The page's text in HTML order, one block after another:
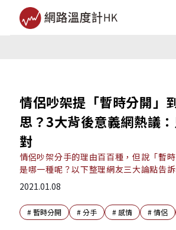
情侶吵架提「暫時分開」
思？3大背後意義網熱議
對
情侶吵架分手的理由百百種，但說「暫
是哪一種呢？以下整理網友三大論點告訴
2021.01.08
#暫時分開 #分手 # 感情 #情侶